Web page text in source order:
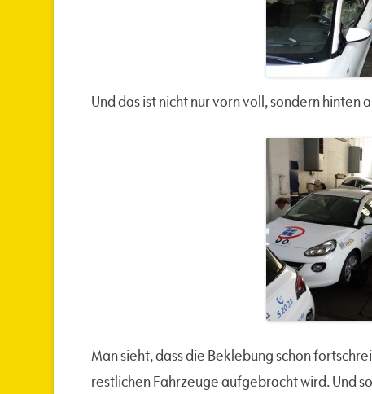
Und das ist nicht nur vorn voll, sondern hinten
Man sieht, dass die Beklebung schon
restlichen Fahrzeuge aufgebracht wird. Und